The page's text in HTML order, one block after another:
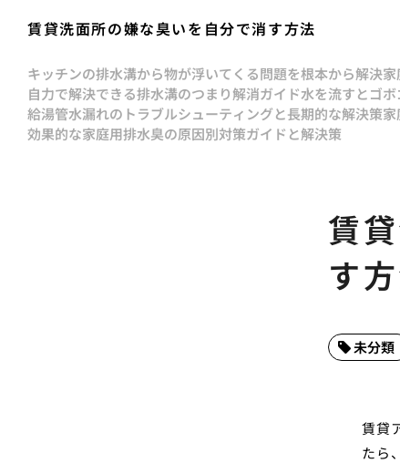
賃貸洗面所の嫌な臭いを自分で消す方法
キッチンの排水溝から物が浮いてくる問題を根本から解決
自力で解決できる排水溝のつまり解消ガイド水を流すとゴ
給湯管水漏れのトラブルシューティングと長期的な解決策
効果的な家庭用排水臭の原因別対策ガイドと解決策
賃
す
未分類
賃貸
たら